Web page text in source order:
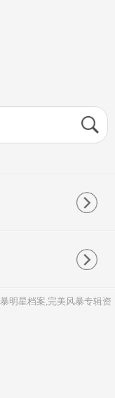
明星档案,完美风暴专辑资